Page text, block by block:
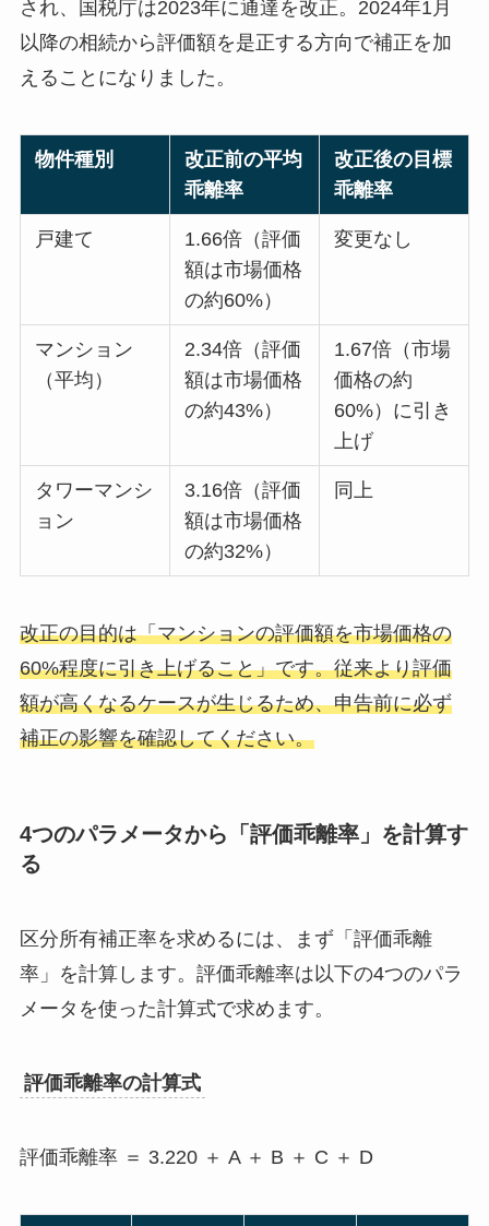
され、国税庁は2023年に通達を改正。2024年1月
以降の相続から評価額を是正する方向で補正を加
えることになりました。
物件種別
改正前の平均
乖離率
改正後の目標
乖離率
戸建て
1.66倍（評価
額は市場価格
の約60%）
変更なし
マンション
（平均）
2.34倍（評価
額は市場価格
の約43%）
1.67倍（市場
価格の約
60%）に引き
上げ
タワーマンシ
ョン
3.16倍（評価
額は市場価格
の約32%）
同上
改正の目的は「マンションの評価額を市場価格の
60%程度に引き上げること」です。従来より評価
額が高くなるケースが生じるため、申告前に必ず
補正の影響を確認してください。
4つのパラメータから「評価乖離率」を計算す
る
区分所有補正率を求めるには、まず「評価乖離
率」を計算します。評価乖離率は以下の4つのパラ
メータを使った計算式で求めます。
評価乖離率の計算式
評価乖離率 ＝ 3.220 ＋ A ＋ B ＋ C ＋ D